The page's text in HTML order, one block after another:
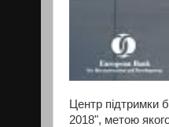
Центр підтримки
2018", метою